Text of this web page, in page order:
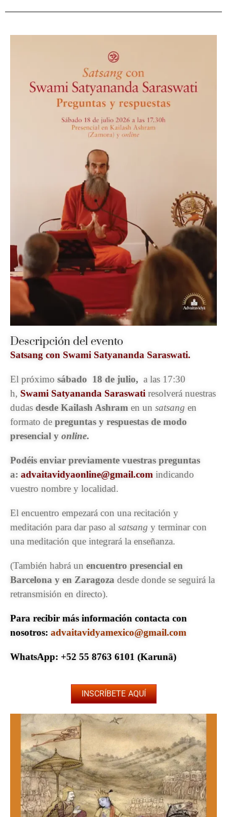
Descripción del evento
Satsang con Swami Satyananda Saraswati.
El próximo sábado 18 de julio, a las 17:30
h, Swami Satyananda Saraswati resolverá nuestras
dudas desde Kailash Ashram en un satsang en
formato de preguntas y respuestas de modo
presencial y online.
Podéis enviar previamente vuestras preguntas
a: advaitavidyaonline@gmail.com indicando
vuestro nombre y localidad.
El encuentro empezará con una recitación y
meditación para dar paso al satsang y terminar con
una meditación que integrará la enseñanza.
(También habrá un encuentro presencial en
Barcelona y en Zaragoza desde donde se seguirá la
retransmisión en directo).
Para recibir más información contacta con
nosotros: advaitavidyamexico@gmail.com
WhatsApp: +52 55 8763 6101 (Karunā)
INSCRÍBETE AQUÍ